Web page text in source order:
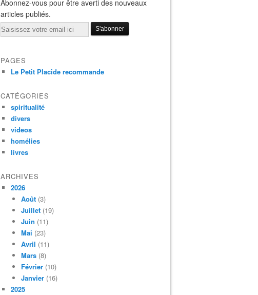
Abonnez-vous pour être averti des nouveaux
articles publiés.
Email
PAGES
Le Petit Placide recommande
CATÉGORIES
spiritualité
divers
videos
homélies
livres
ARCHIVES
2026
Août (3)
Juillet (19)
Juin (11)
Mai (23)
Avril (11)
Mars (8)
Février (10)
Janvier (16)
2025